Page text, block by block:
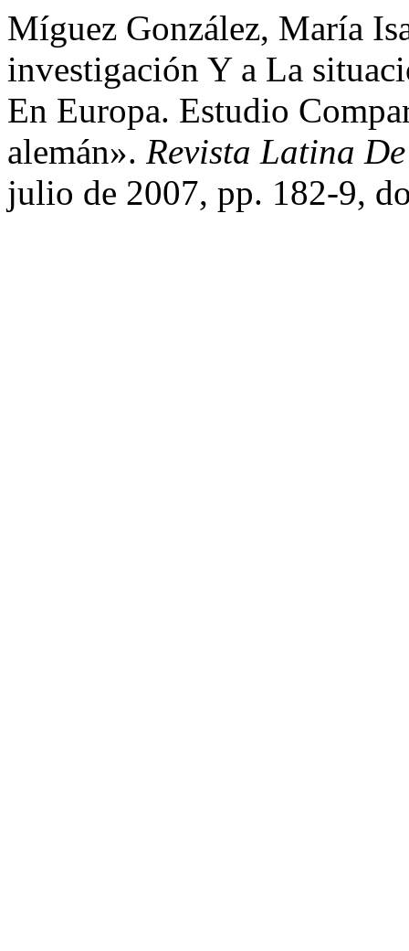
Míguez González, María
investigación Y a La
En Europa. Estudio
alemán». Revista Latina
julio de 2007, pp. 182-9,